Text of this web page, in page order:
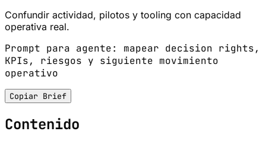
Confundir actividad, pilotos y tooling con capacidad
operativa real.
Prompt para agente: mapear decision rights,
KPIs, riesgos y siguiente movimiento
operativo
Copiar Brief
Contenido